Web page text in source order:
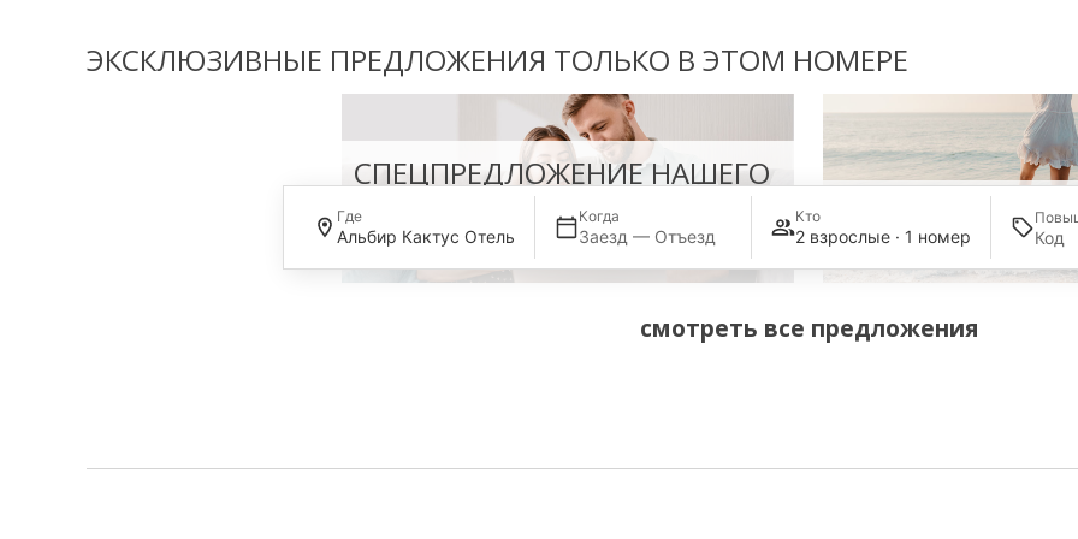
Где
Альбир Кактус Отель
Когда
Заезд — Отъезд
Кто
2 взрослые · 1 номер
ЭКСКЛЮЗИВНЫЕ ПРЕДЛОЖЕНИЯ ТОЛЬКО В ЭТОМ НОМЕРЕ
СПЕЦПРЕДЛОЖЕНИЕ НАШЕГО
САЙТА -5%
-5%
LONG STAY
-10%
смотреть все предложения